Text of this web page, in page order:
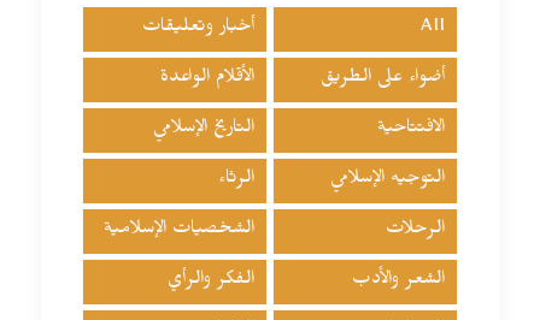
All أخبار وتعليقات
أضواء على الطريق الأقلام الواعدة
الافتتاحية التاريخ الإسلامي
التوجيه الإسلامي الرثاء
الرحلات الشخصيات الإسلامية
الشعر والأدب الفكر والرأي